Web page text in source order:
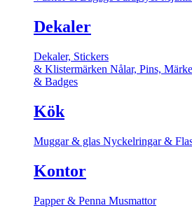
Dekaler
Dekaler, Stickers
& Klistermärken Nålar, Pins,
& Badges
Kök
Muggar & glas Nyckelringar &
Kontor
Papper & Penna Musmattor